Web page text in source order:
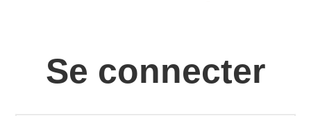
Se connecter